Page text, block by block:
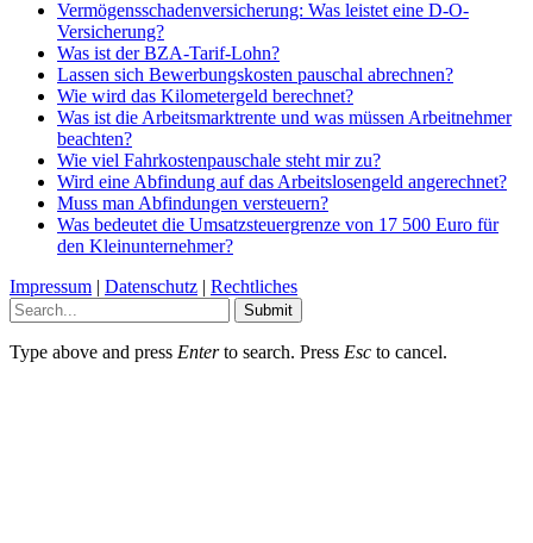
Vermögensschadenversicherung: Was leistet eine D-O-
Versicherung?
Was ist der BZA-Tarif-Lohn?
Lassen sich Bewerbungskosten pauschal abrechnen?
Wie wird das Kilometergeld berechnet?
Was ist die Arbeitsmarktrente und was müssen Arbeitnehmer
beachten?
Wie viel Fahrkostenpauschale steht mir zu?
Wird eine Abfindung auf das Arbeitslosengeld angerechnet?
Muss man Abfindungen versteuern?
Was bedeutet die Umsatzsteuergrenze von 17 500 Euro für
den Kleinunternehmer?
Impressum | Datenschutz | Rechtliches
Submit
Type above and press Enterto search. Press Esc to cancel.